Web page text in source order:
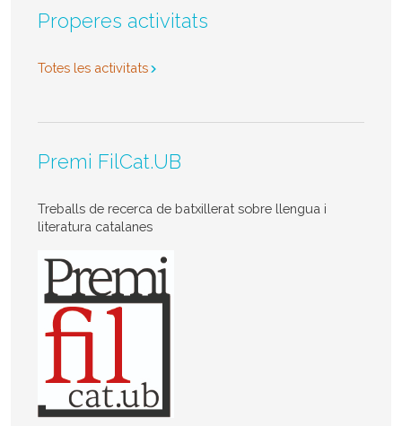
Properes activitats
Totes les activitats
Premi FilCat.UB
Treballs de recerca de batxillerat sobre llengua i
literatura catalanes